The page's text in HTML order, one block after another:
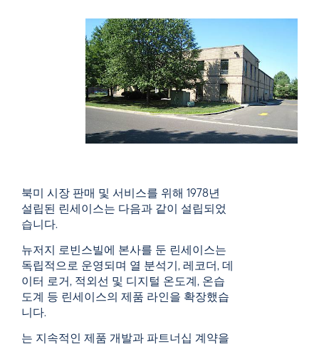
북미 시장 판매 및 서비스를 위해 1978년
설립된 린세이스는 다음과 같이 설립되었
습니다.
뉴저지 로빈스빌에 본사를 둔 린세이스는
독립적으로 운영되며 열 분석기, 레코더, 데
이터 로거, 적외선 및 디지털 온도계, 온습
도계 등 린세이스의 제품 라인을 확장했습
니다.
는 지속적인 제품 개발과 파트너십 계약을